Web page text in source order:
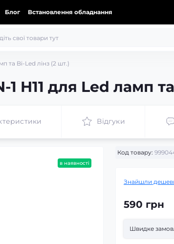
Блог Встановлення обладнання
та Bi-Led лінз (2 шт.)
H11 для Led ламп
Відгуки
в наявності
Код товару:
Знайшли
590 грн
Швидке